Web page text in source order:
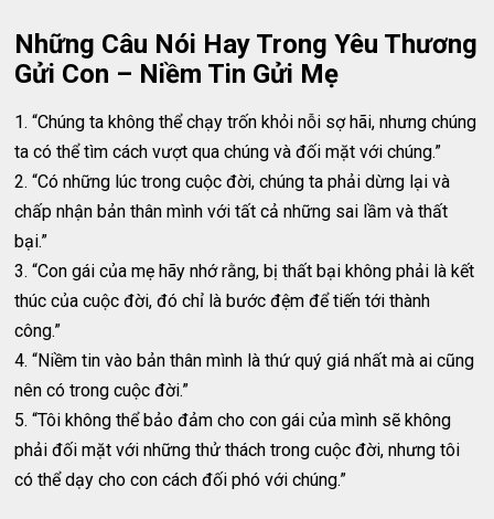
Những Câu Nói Hay Trong Yêu Thương
Gửi Con – Niềm Tin Gửi Mẹ
1. “Chúng ta không thể chạy trốn khỏi nỗi sợ hãi, nhưng chúng
ta có thể tìm cách vượt qua chúng và đối mặt với chúng.”
2. “Có những lúc trong cuộc đời, chúng ta phải dừng lại và
chấp nhận bản thân mình với tất cả những sai lầm và thất
bại.”
3. “Con gái của mẹ hãy nhớ rằng, bị thất bại không phải là kết
thúc của cuộc đời, đó chỉ là bước đệm để tiến tới thành
công.”
4. “Niềm tin vào bản thân mình là thứ quý giá nhất mà ai cũng
nên có trong cuộc đời.”
5. “Tôi không thể bảo đảm cho con gái của mình sẽ không
phải đối mặt với những thử thách trong cuộc đời, nhưng tôi
có thể dạy cho con cách đối phó với chúng.”